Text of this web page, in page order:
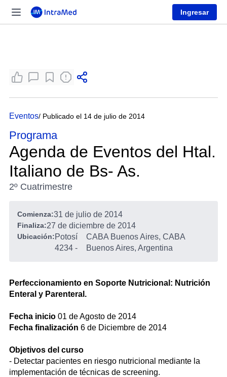
Ingresar
Eventos/ Publicado el 14 de julio de 2014
Programa
Agenda de Eventos del Htal.
Italiano de Bs- As.
2º Cuatrimestre
Comienza:31 de julio de 2014
Finaliza:27 de diciembre de 2014
Ubicación:Potosí
4234 -
CABA Buenos Aires, CABA
Buenos Aires, Argentina
Perfeccionamiento en Soporte Nutricional: Nutrición
Enteral y Parenteral.
Fecha inicio 01 de Agosto de 2014
Fecha finalización 6 de Diciembre de 2014
Objetivos del curso
- Detectar pacientes en riesgo nutricional mediante la
implementación de técnicas de screening.